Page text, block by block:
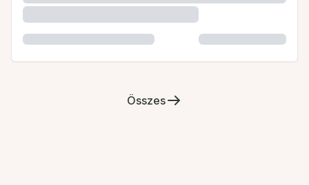
Összes